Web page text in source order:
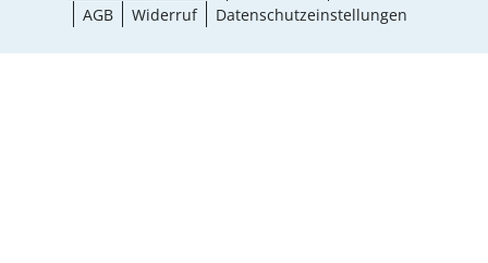
AGB
Widerruf Datenschutzeinstellungen